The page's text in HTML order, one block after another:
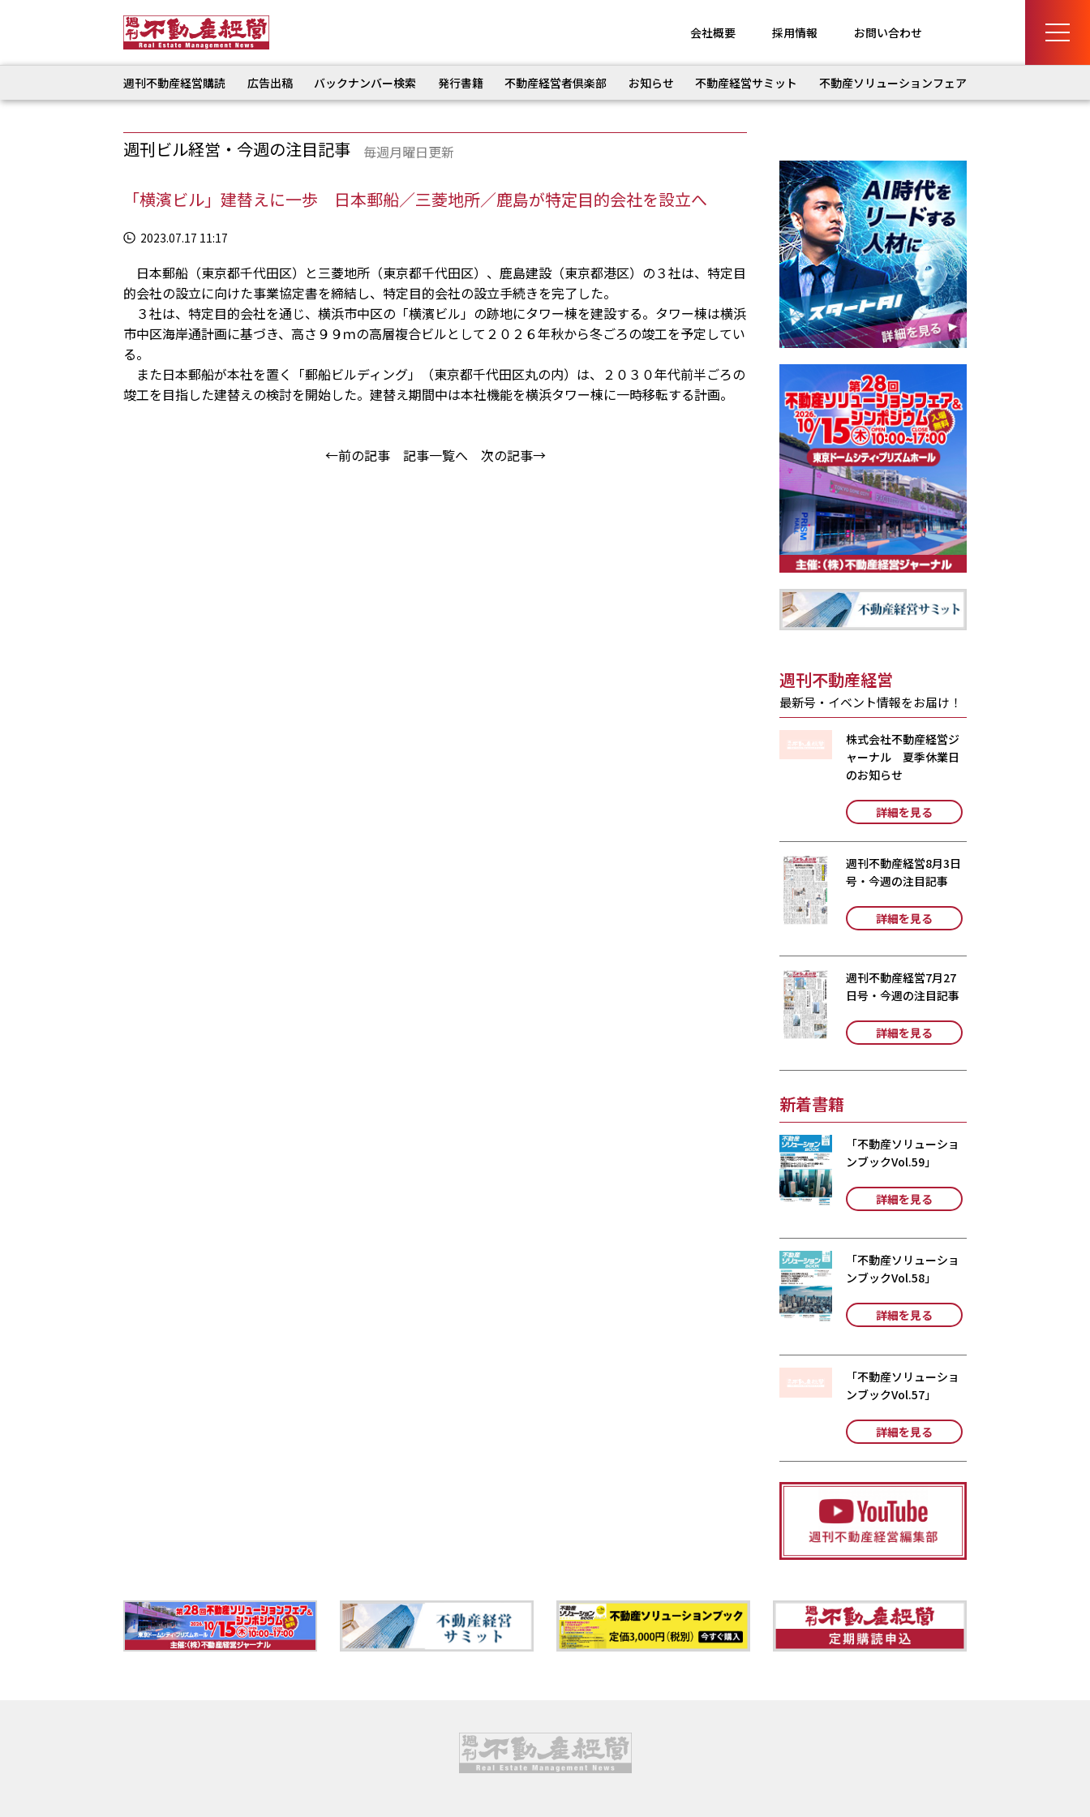
会社概要 採用情報 お問い合わせ
週刊不動産経営購読 広告出稿 バックナンバー検索 発行書籍 不動産経営者倶楽部 お知らせ 不動産経営サミット 不動産ソリューションフェア
週刊ビル経営・今週の注目記事 毎週月曜日更新
「横濱ビル」建替えに一歩 日本郵船／三菱地所／鹿島が特定目的会社を設立へ
2023.07.17 11:17
日本郵船（東京都千代田区）と三菱地所（東京都千代田区）、鹿島建設（東京都港区）の３社は、特定目
的会社の設立に向けた事業協定書を締結し、特定目的会社の設立手続きを完了した。
３社は、特定目的会社を通じ、横浜市中区の「横濱ビル」の跡地にタワー棟を建設する。タワー棟は横浜
市中区海岸通計画に基づき、高さ９９ｍの高層複合ビルとして２０２６年秋から冬ごろの竣工を予定してい
る。
また日本郵船が本社を置く「郵船ビルディング」（東京都千代田区丸の内）は、２０３０年代前半ごろの
竣工を目指した建替えの検討を開始した。建替え期間中は本社機能を横浜タワー棟に一時移転する計画。
←前の記事 記事一覧へ 次の記事→
週刊不動産経営
最新号・イベント情報をお届け！
株式会社不動産経営ジ
ャーナル 夏季休業日
のお知らせ
詳細を見る
週刊不動産経営8月3日
号・今週の注目記事
詳細を見る
週刊不動産経営7月27
日号・今週の注目記事
詳細を見る
新着書籍
「不動産ソリューショ
ンブックVol.59」
詳細を見る
「不動産ソリューショ
ンブックVol.58」
詳細を見る
「不動産ソリューショ
ンブックVol.57」
詳細を見る